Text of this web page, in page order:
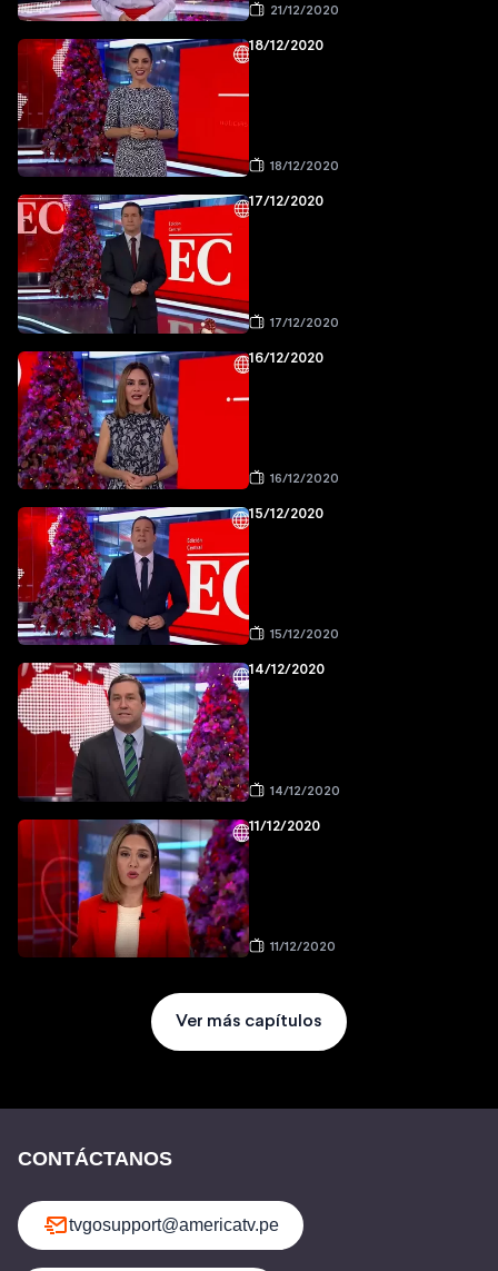
21/12/2020
18/12/2020
18/12/2020
17/12/2020
17/12/2020
16/12/2020
16/12/2020
15/12/2020
15/12/2020
14/12/2020
14/12/2020
11/12/2020
11/12/2020
Ver más capítulos
CONTÁCTANOS
tvgosupport@americatv.pe